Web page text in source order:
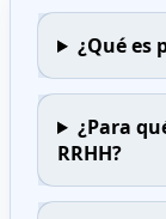
¿Qué es
¿Para
RRHH?